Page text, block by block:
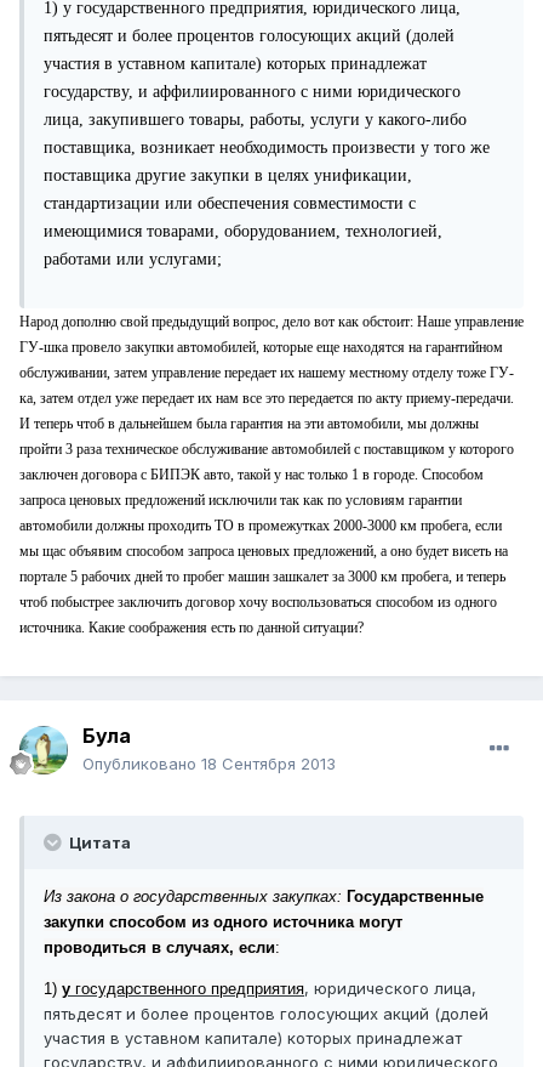
1) у государственного предприятия, юридического лица,
пятьдесят и более процентов голосующих акций (долей
участия в уставном капитале) которых принадлежат
государству, и аффилиированного с ними юридического
лица, закупившего товары, работы, услуги у какого-либо
поставщика, возникает необходимость произвести у того же
поставщика другие закупки в целях унификации,
стандартизации или обеспечения совместимости с
имеющимися товарами, оборудованием, технологией,
работами или услугами;
Народ дополню свой предыдущий вопрос, дело вот как обстоит: Наше управление
ГУ-шка провело закупки автомобилей, которые еще находятся на гарантийном
обслуживании, затем управление передает их нашему местному отделу тоже ГУ-
ка, затем отдел уже передает их нам все это передается по акту приему-передачи.
И теперь чтоб в дальнейшем была гарантия на эти автомобили, мы должны
пройти 3 раза техническое обслуживание автомобилей с поставщиком у которого
заключен договора с БИПЭК авто, такой у нас только 1 в городе. Способом
запроса ценовых предложений исключили так как по условиям гарантии
автомобили должны проходить ТО в промежутках 2000-3000 км пробега, если
мы щас объявим способом запроса ценовых предложений, а оно будет висеть на
портале 5 рабочих дней то пробег машин зашкалет за 3000 км пробега, и теперь
чтоб побыстрее заключить договор хочу воспользоваться способом из одного
источника. Какие соображения есть по данной ситуации?
Була
Опубликовано 18 Сентября 2013
Цитата
Из закона о государственных закупках: Государственные
закупки способом из одного источника могут
проводиться в случаях, если:
1) у государственного предприятия, юридического лица,
пятьдесят и более процентов голосующих акций (долей
участия в уставном капитале) которых принадлежат
государству, и аффилиированного с ними юридического